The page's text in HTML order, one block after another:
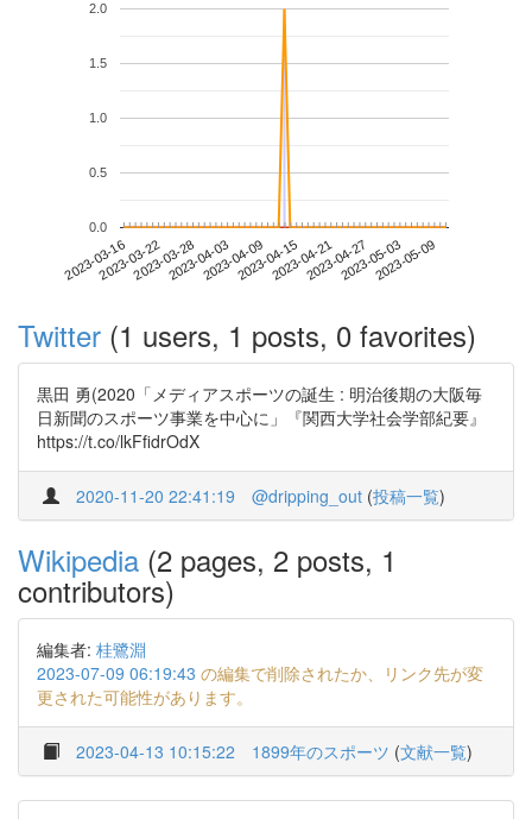
2023-03-162023-03-222023-03-282023-04-032023-04-092023-04-152023-04-212023-04-272023-05-032023-05-09
0.0
0.5
1.0
1.5
2.0
Twitter (1 users, 1 posts, 0 favorites)
黒田 勇(2020「メディアスポーツの誕生 : 明治後期の大阪毎
日新聞のスポーツ事業を中心に」『関西大学社会学部紀要』
https://t.co/lkFfidrOdX
2020-11-20 22:41:19 @dripping_out (投稿一覧)
Wikipedia (2 pages, 2 posts, 1
contributors)
編集者: 桂鷺淵
2023-07-09 06:19:43 の編集で削除されたか、リンク先が変
更された可能性があります。
2023-04-13 10:15:22 1899年のスポーツ (文献一覧)